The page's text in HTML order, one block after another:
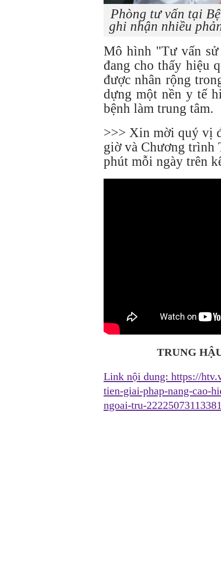
Phòng tư vấn tại
ghi nhận nhiều
Mô hình "Tư vấn
đang cho thấy hiệu
được nhân rộng
dựng một nền y tế
bệnh làm trung tâm.
>>> Xin mời quý vị
giờ và Chương trình
phút mỗi ngày trên
TRUNG
Link nội dung: https://
tien-giai-phap-nang-cao-
ngoai-tru-